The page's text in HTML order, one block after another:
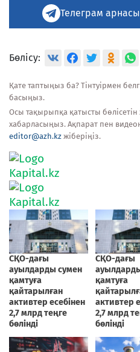
Телеграм
Бөлісу:
Қате таптыңыз ба? Тінтуірмен
басыңыз.
Осы тақырыпқа қатысты
хабарласыңыз. Ақпарат пен
editor@azh.kz жіберіңіз.